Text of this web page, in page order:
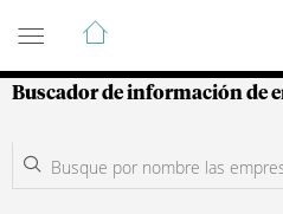
Guía de Empresas
Buscador de información de